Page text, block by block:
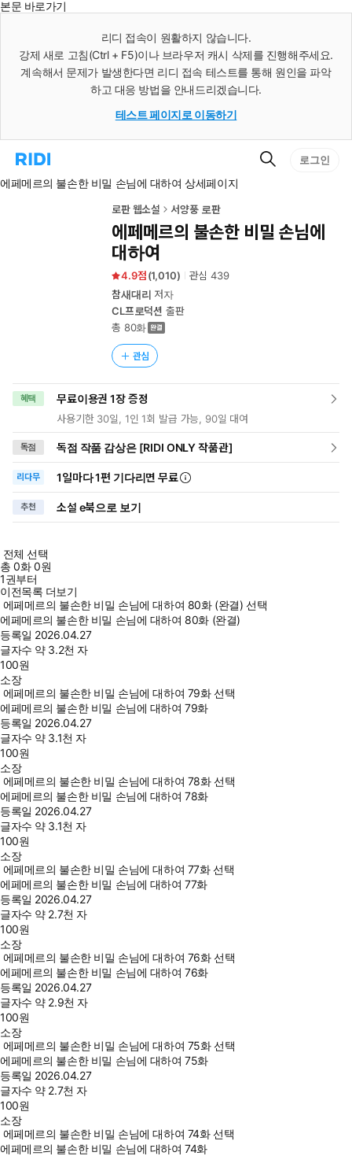
본문 바로가기
리디 접속이 원활하지 않습니다.
강제 새로 고침(Ctrl + F5)이나 브라우저 캐시 삭제를 진행해주세요.
계속해서 문제가 발생한다면 리디 접속 테스트를 통해 원인을 파악
하고 대응 방법을 안내드리겠습니다.
테스트 페이지로 이동하기
리
홈
검
로그인
에페메르의 불손한 비밀 손님에 대하여 상세페이지
로판 웹소설 서양풍 로판
에페메르의 불손한 비밀 손님에
대하여
4.9 (1,010) 관심439
참새대리 저자
CL프로덕션 출판
총 80화
관심
혜택 무료이용권 1장 증정
사용기한 30일, 1인 1회 발급 가능, 90일 대여
독점 독점 작품 감상은 [RIDI ONLY 작품관]
리다무 1일마다1편 기다리면 무료
추천 소설 e북으로 보기
전체 선택
총0화0원
1권부터
이전목록 더보기
에페메르의 불손한 비밀 손님에 대하여 80화 (완결) 선택
에페메르의 불손한 비밀 손님에 대하여 80화 (완결)
등록일 2026.04.27
글자수 약 3.2천 자
100원
소장
에페메르의 불손한 비밀 손님에 대하여 79화 선택
에페메르의 불손한 비밀 손님에 대하여 79화
등록일 2026.04.27
글자수 약 3.1천 자
100원
소장
에페메르의 불손한 비밀 손님에 대하여 78화 선택
에페메르의 불손한 비밀 손님에 대하여 78화
등록일 2026.04.27
글자수 약 3.1천 자
100원
소장
에페메르의 불손한 비밀 손님에 대하여 77화 선택
에페메르의 불손한 비밀 손님에 대하여 77화
등록일 2026.04.27
글자수 약 2.7천 자
100원
소장
에페메르의 불손한 비밀 손님에 대하여 76화 선택
에페메르의 불손한 비밀 손님에 대하여 76화
등록일 2026.04.27
글자수 약 2.9천 자
100원
소장
에페메르의 불손한 비밀 손님에 대하여 75화 선택
에페메르의 불손한 비밀 손님에 대하여 75화
등록일 2026.04.27
글자수 약 2.7천 자
100원
소장
에페메르의 불손한 비밀 손님에 대하여 74화 선택
에페메르의 불손한 비밀 손님에 대하여 74화